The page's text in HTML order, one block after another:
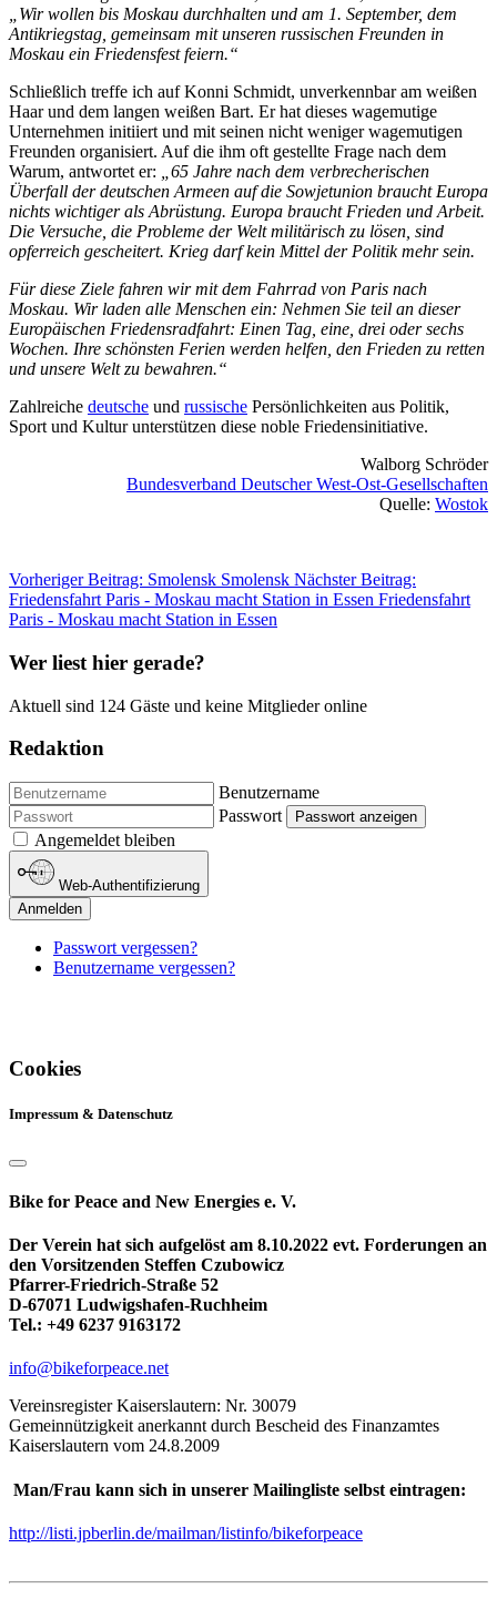
„Wir wollen bis Moskau durchhalten und am 1. September, dem
Antikriegstag, gemeinsam mit unseren russischen Freunden in
Moskau ein Friedensfest feiern.“
Schließlich treffe ich auf Konni Schmidt, unverkennbar am weißen
Haar und dem langen weißen Bart. Er hat dieses wagemutige
Unternehmen initiiert und mit seinen nicht weniger wagemutigen
Freunden organisiert. Auf die ihm oft gestellte Frage nach dem
Warum, antwortet er:
„65 Jahre nach dem verbrecherischen
Überfall der deutschen Armeen auf die Sowjetunion braucht Europa
nichts wichtiger als Abrüstung. Europa braucht Frieden und Arbeit.
Die Versuche, die Probleme der Welt militärisch zu lösen, sind
opferreich gescheitert. Krieg darf kein Mittel der Politik mehr sein.
Für diese Ziele fahren wir mit dem Fahrrad von Paris nach
Moskau. Wir laden alle Menschen ein: Nehmen Sie teil an dieser
Europäischen Friedensradfahrt: Einen Tag, eine, drei oder sechs
Wochen. Ihre schönsten Ferien werden helfen, den Frieden zu retten
und unsere Welt zu bewahren.“
Zahlreiche deutsche und russische Persönlichkeiten aus Politik,
Sport und Kultur unterstützen diese noble Friedensinitiative.
Walborg Schröder
Bundesverband Deutscher West-Ost-Gesellschaften
Quelle: Wostok
Vorheriger Beitrag: Smolensk Smolensk Nächster Beitrag:
Friedensfahrt Paris - Moskau macht Station in Essen Friedensfahrt
Paris - Moskau macht Station in Essen
Wer liest hier gerade?
Aktuell sind 124 Gäste und keine Mitglieder online
Redaktion
Benutzername
Passwort
Passwort anzeigen
Angemeldet bleiben
Web-Authentifizierung
Anmelden
Passwort vergessen?
Benutzername vergessen?
Cookies
Impressum & Datenschutz
Bike for Peace and New Energies e. V.
Der Verein hat sich aufgelöst am 8.10.2022 evt. Forderungen an
den Vorsitzenden Steffen Czubowicz
Pfarrer-Friedrich-Straße 52
D-67071 Ludwigshafen-Ruchheim
Tel.: +49 6237 9163172
info@bikeforpeace.net
Vereinsregister Kaiserslautern: Nr. 30079
Gemeinnützigkeit anerkannt durch Bescheid des Finanzamtes
Kaiserslautern vom 24.8.2009
Man/Frau kann sich in unserer Mailingliste selbst eintragen:
http://listi.jpberlin.de/mailman/listinfo/bikeforpeace